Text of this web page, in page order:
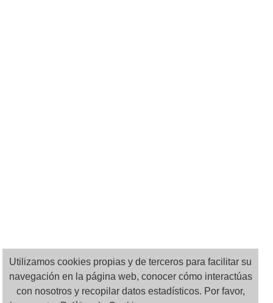
Utilizamos cookies propias y de terceros para facilitar su
navegación en la página web, conocer cómo interactúas
con nosotros y recopilar datos estadísticos. Por favor,